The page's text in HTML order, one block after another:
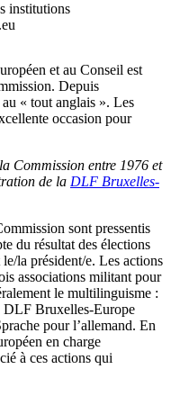
institutions
et au Conseil est
Depuis
au « tout anglais ». Les
occasion pour
Commission entre 1976 et
de la DLF Bruxelles-
sont pressentis
du résultat des élections
la président/e. Les actions
associations militant pour
le multilinguisme :
DLF Bruxelles-Europe
pour l’allemand. En
en charge
à ces actions qui